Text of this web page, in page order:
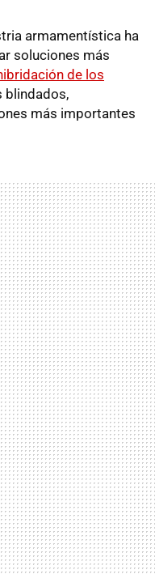
armamentística ha
soluciones más
de los
blindados,
más importantes